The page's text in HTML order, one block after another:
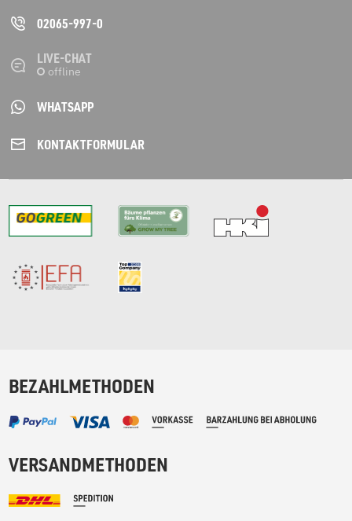
02065-997-0
LIVE-CHAT
WHATSAPP
KONTAKT­FORMULAR
BEZAHLMETHODEN
VERSANDMETHODEN